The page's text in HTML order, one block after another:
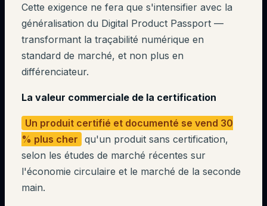
Cette exigence ne fera que s'intensifier avec la
généralisation du Digital Product Passport —
transformant la traçabilité numérique en
standard de marché, et non plus en
différenciateur.
La valeur commerciale de la certification
Un produit certifié et documenté se vend 30
% plus cher qu'un produit sans certification,
selon les études de marché récentes sur
l'économie circulaire et le marché de la seconde
main.